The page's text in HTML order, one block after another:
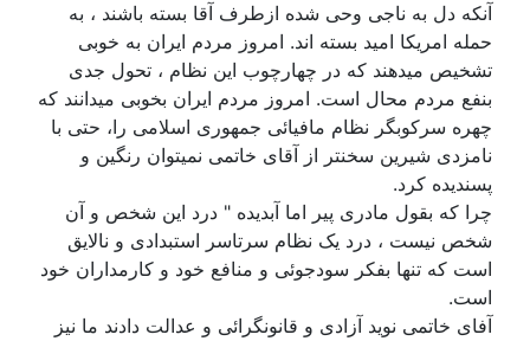
آنکه دل به ناجی وحی شده ازطرف آقا بسته باشند ، به
حمله امریکا امید بسته اند. امروز مردم ایران به خوبی
تشخیص میدهند که در چهارچوب این نظام ، تحول جدی
بنفع مردم محال است. امروز مردم ایران بخوبی میدانند که
چهره سرکوبگر نظام مافیائی جمهوری اسلامی را، حتی با
نامزدی شیرین سخنتر از آقای خاتمی نمیتوان رنگین و
پسندیده کرد.
چرا که بقول مادری پیر اما آبدیده " درد این شخص و آن
شخص نیست ، درد یک نظام سرتاسر استبدادی و نالایق
است که تنها بفکر سودجوئی و منافع خود و کارمداران خود
است.
آفای خاتمی نوید آزادی و قانونگرائی و عدالت دادند ما نیز